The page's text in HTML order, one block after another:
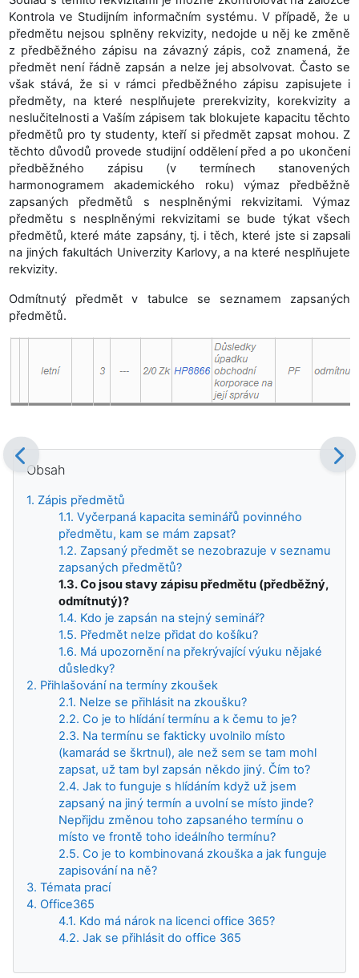
Kontrola ve Studijním informačním systému. V případě, že u
předmětu nejsou splněny rekvizity, nedojde u něj ke změně
z předběžného zápisu na závazný zápis, což znamená, že
předmět není řádně zapsán a nelze jej absolvovat. Často se
však stává, že si v rámci předběžného zápisu zapisujete i
předměty, na které nesplňujete prerekvizity, korekvizity a
neslučitelnosti a Vaším zápisem tak blokujete kapacitu těchto
předmětů pro ty studenty, kteří si předmět zapsat mohou. Z
těchto důvodů provede studijní oddělení před a po ukončení
předběžného zápisu (v termínech stanovených
harmonogramem akademického roku) výmaz předběžně
zapsaných předmětů s nesplněnými rekvizitami. Výmaz
předmětu s nesplněnými rekvizitami se bude týkat všech
předmětů, které máte zapsány, tj. i těch, které jste si zapsali
na jiných fakultách Univerzity Karlovy, a na které nesplňujete
rekvizity.
Odmítnutý předmět v tabulce se seznamem zapsaných
předmětů.
Bloky
Přeskočit: Obsah
Obsah
1. Zápis předmětů
1.1. Vyčerpaná kapacita seminářů povinného
předmětu, kam se mám zapsat?
1.2. Zapsaný předmět se nezobrazuje v seznamu
zapsaných předmětů?
1.3. Co jsou stavy zápisu předmětu (předběžný,
odmítnutý)?
1.4. Kdo je zapsán na stejný seminář?
1.5. Předmět nelze přidat do košíku?
1.6. Má upozornění na překrývající výuku nějaké
důsledky?
2. Přihlašování na termíny zkoušek
2.1. Nelze se přihlásit na zkoušku?
2.2. Co je to hlídání termínu a k čemu to je?
2.3. Na termínu se fakticky uvolnilo místo
(kamarád se škrtnul), ale než sem se tam mohl
zapsat, už tam byl zapsán někdo jiný. Čím to?
2.4. Jak to funguje s hlídáním když už jsem
zapsaný na jiný termín a uvolní se místo jinde?
Nepřijdu změnou toho zapsaného termínu o
místo ve frontě toho ideálního termínu?
2.5. Co je to kombinovaná zkouška a jak funguje
zapisování na ně?
3. Témata prací
4. Office365
4.1. Kdo má nárok na licenci office 365?
4.2. Jak se přihlásit do office 365